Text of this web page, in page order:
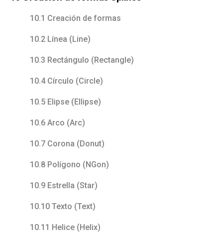
10.1 Creación de formas
10.2 Línea (Line)
10.3 Rectángulo (Rectangle)
10.4 Círculo (Circle)
10.5 Elipse (Ellipse)
10.6 Arco (Arc)
10.7 Corona (Donut)
10.8 Polígono (NGon)
10.9 Estrella (Star)
10.10 Texto (Text)
10.11 Helice (Helix)